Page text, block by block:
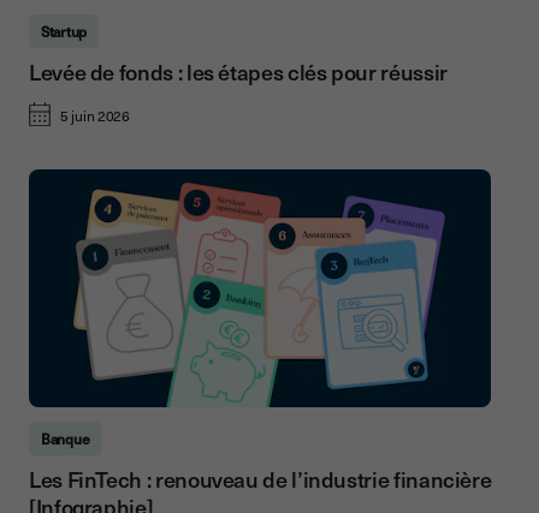
Startup
Levée de fonds : les étapes clés pour réussir
5 juin 2026
Banque
Les FinTech : renouveau de l’industrie financière
[Infographie]